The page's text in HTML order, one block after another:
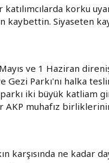
korku
kaybettin. Siyaseten
ve 1 Haziran
Gezi Parkı'nı halka
iki büyük katliam
muhafız
karşısında ne kadar